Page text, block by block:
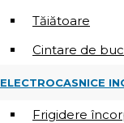
Tăiătoare
Cintare de
ELECTROCASNICE
Frigidere